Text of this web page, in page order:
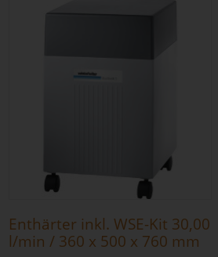
Enthärter inkl. WSE-Kit 30,00
l/min / 360 x 500 x 760 mm